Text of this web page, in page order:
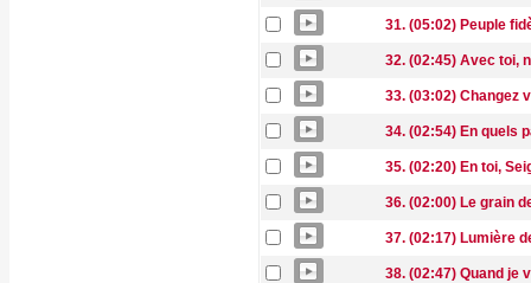
31. (05:02) Peuple
32. (02:45) Avec toi,
33. (03:02) Changez
34. (02:54) En quels
35. (02:20) En toi,
36. (02:00) Le grain
37. (02:17) Lumière
38. (02:47) Quand je